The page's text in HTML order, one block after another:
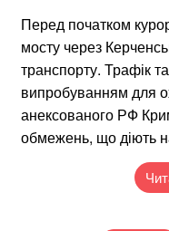
Перед початком
мосту через
транспорту. Трафік
випробуванням для
анексованого РФ
обмежень, що діють